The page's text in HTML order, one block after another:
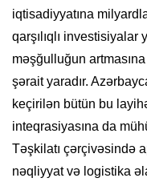
iqtisadiyyatına
qarşılıqlı investisiyalar
məşğulluğun
şərait yaradır.
keçirilən bütün bu
inteqrasiyasına da
Təşkilatı çərçivəsində
nəqliyyat və logistika